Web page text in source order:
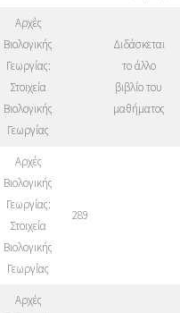
Αρχές
Βιολογικής
Γεωργίας:
Στοιχεία
Βιολογικής
Γεωργίας
Διδάσκεται
το άλλο
βιβλίο του
μαθήματος
Αρχές
Βιολογικής
Γεωργίας:
Στοιχεία
Βιολογικής
Γεωργίας
289
Αρχές